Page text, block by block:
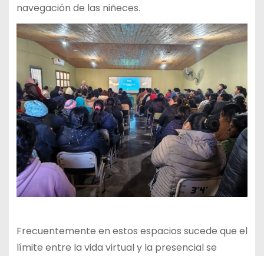
navegación de las niñeces.
Frecuentemente en estos espacios sucede que el
límite entre la vida virtual y la presencial se